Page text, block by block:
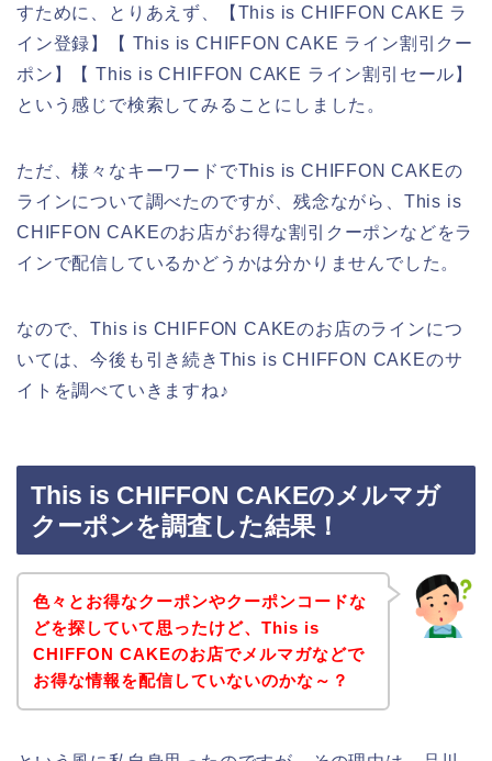
すために、とりあえず、【This is CHIFFON CAKE ラ
イン登録】【 This is CHIFFON CAKE ライン割引クー
ポン】【 This is CHIFFON CAKE ライン割引セール】
という感じで検索してみることにしました。
ただ、様々なキーワードでThis is CHIFFON CAKEの
ラインについて調べたのですが、残念ながら、This is
CHIFFON CAKEのお店がお得な割引クーポンなどをラ
インで配信しているかどうかは分かりませんでした。
なので、This is CHIFFON CAKEのお店のラインにつ
いては、今後も引き続きThis is CHIFFON CAKEのサ
イトを調べていきますね♪
This is CHIFFON CAKEのメルマガ
クーポンを調査した結果！
色々とお得なクーポンやクーポンコードな
どを探していて思ったけど、This is
CHIFFON CAKEのお店でメルマガなどで
お得な情報を配信していないのかな～？